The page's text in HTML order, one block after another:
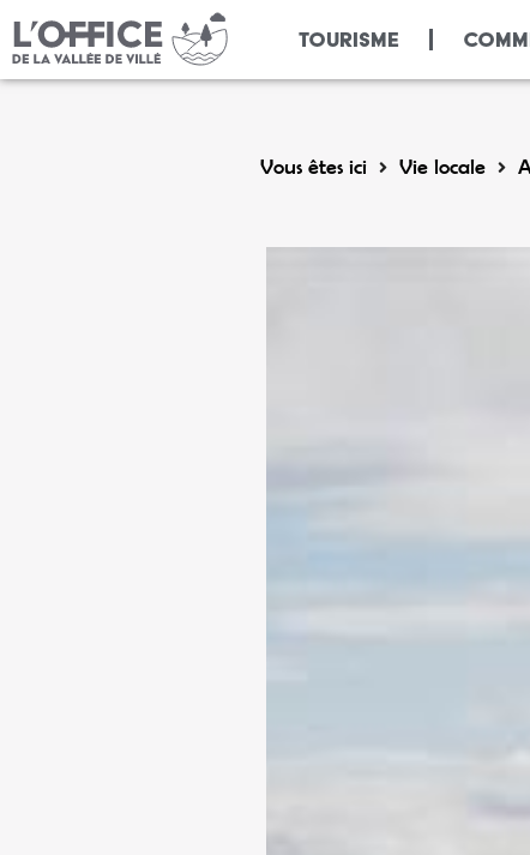
TOURISME
Vous êtes ici Vie locale
Panneau de gestion des cookies